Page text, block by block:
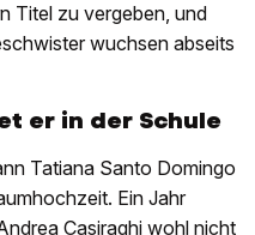
Titel zu vergeben, und
wuchsen abseits
er in der Schule
Tatiana Santo Domingo
Ein Jahr
Casiraghi wohl nicht